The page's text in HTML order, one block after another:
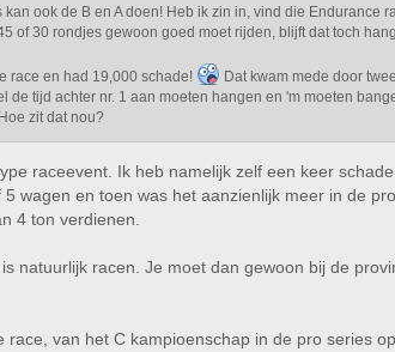
ook de B en A doen! Heb ik zin in, vind die Endurance
of 30 rondjes gewoon goed moet rijden, blijft dat toch
race en had 19,000 schade!
Dat kwam mede door
de tijd achter nr. 1 aan moeten hangen en 'm moeten
zit dat nou?
raceevent. Ik heb namelijk zelf een keer
wagen en toen was het aanzienlijk meer in de
4 ton verdienen.
natuurlijk racen. Je moet dan gewoon bij de
van het C kampioenschap in de pro series